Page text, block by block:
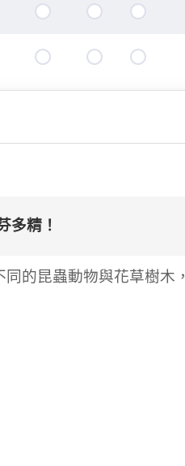
多精！
的昆蟲動物與花草樹木，